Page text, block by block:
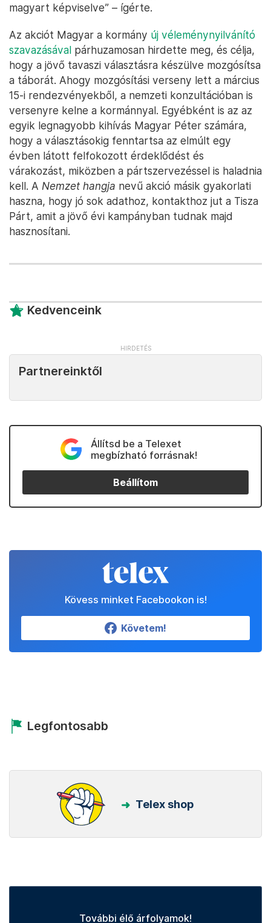
magyart képviselve” – ígérte.
Az akciót Magyar a kormány új véleménynyilvánító
szavazásával párhuzamosan hirdette meg, és célja,
hogy a jövő tavaszi választásra készülve mozgósítsa
a táborát. Ahogy mozgósítási verseny lett a március
15-i rendezvényekből, a nemzeti konzultációban is
versenyre kelne a kormánnyal. Egyébként is az az
egyik legnagyobb kihívás Magyar Péter számára,
hogy a választásokig fenntartsa az elmúlt egy
évben látott felfokozott érdeklődést és
várakozást, miközben a pártszervezéssel is haladnia
kell. A Nemzet hangja nevű akció másik gyakorlati
haszna, hogy jó sok adathoz, kontakthoz jut a Tisza
Párt, amit a jövő évi kampányban tudnak majd
hasznosítani.
Kedvenceink
Partnereinktől
Állítsd be a Telexet
megbízható forrásnak!
Beállítom
Kövess minket Facebookon is!
Követem!
Legfontosabb
Telex shop
További élő árfolyamok!